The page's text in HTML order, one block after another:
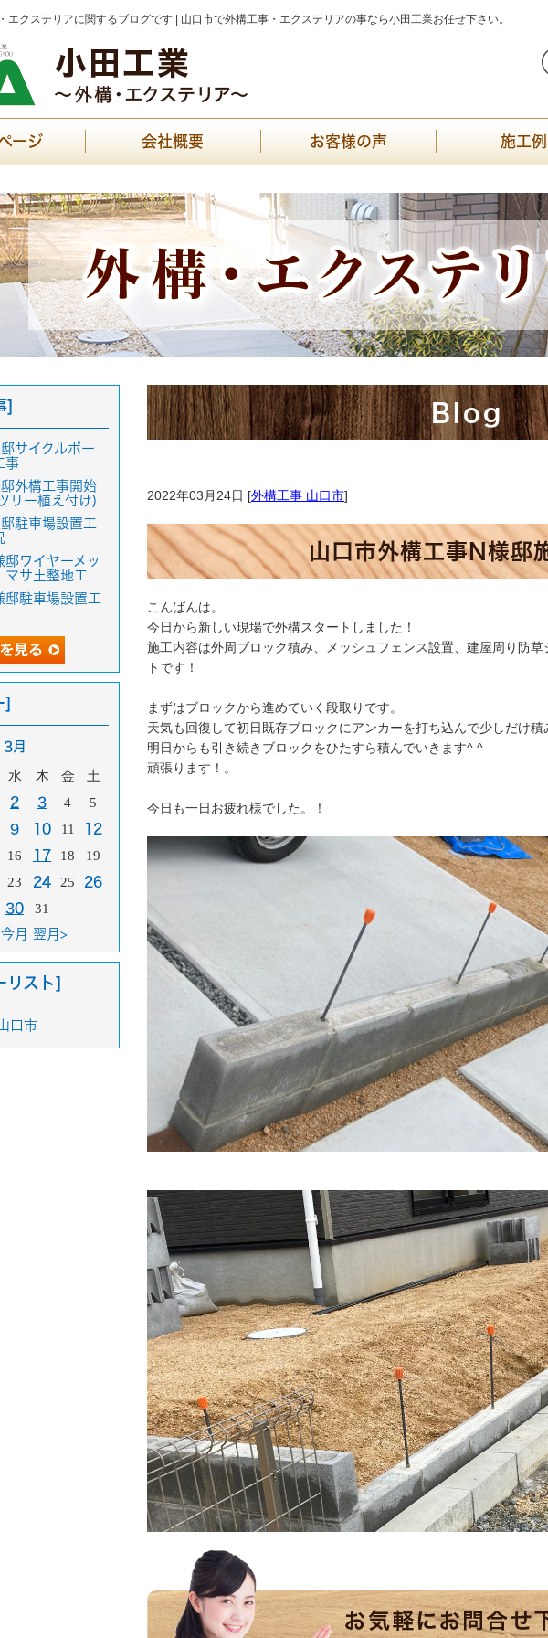
エクステリアに関するブログです | 山口市で外構工事・エクステリアの事なら小田工業お任せ下さい。
ージ 会社概要 お客様の声 施工例
Blog
2022年03月24日 [外構工事 山口市]
山口市外構工事N様邸
こんばんは。
今日から新しい現場で外構スタートしました！
施工内容は外周ブロック積み、メッシュフェンス設置、建屋周り防
トです！
まずはブロックから進めていく段取りです。
天気も回復して初日既存ブロックにアンカーを打ち込んで少しだけ積
明日からも引き続きブロックをひたすら積んでいきます^ ^
頑張ります！。
今日も一日お疲れ様でした。！
]
サイクルポー
事
外構工事開始
リー植え付け)
駐車場設置工
邸ワイヤーメッ
マサ土整地工
邸駐車場設置工
]
3月
水 木 金
土
2 3 4
5
9 10 11 12
16 17 18
19
23 24 25 26
30 31
今月 翌月>
リスト]
口市